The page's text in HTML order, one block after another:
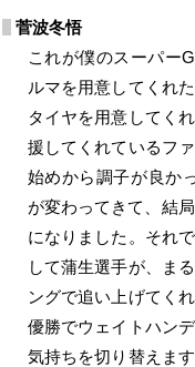
菅波冬悟
これが僕のスーパー
ルマを用意してくれ
タイヤを用意してく
援してくれているフ
始めから調子が良か
が変わってきて、結
になりました。それ
して蒲生選手が、ま
ングで追い上げてく
優勝でウェイトハン
気持ちを切り替えま